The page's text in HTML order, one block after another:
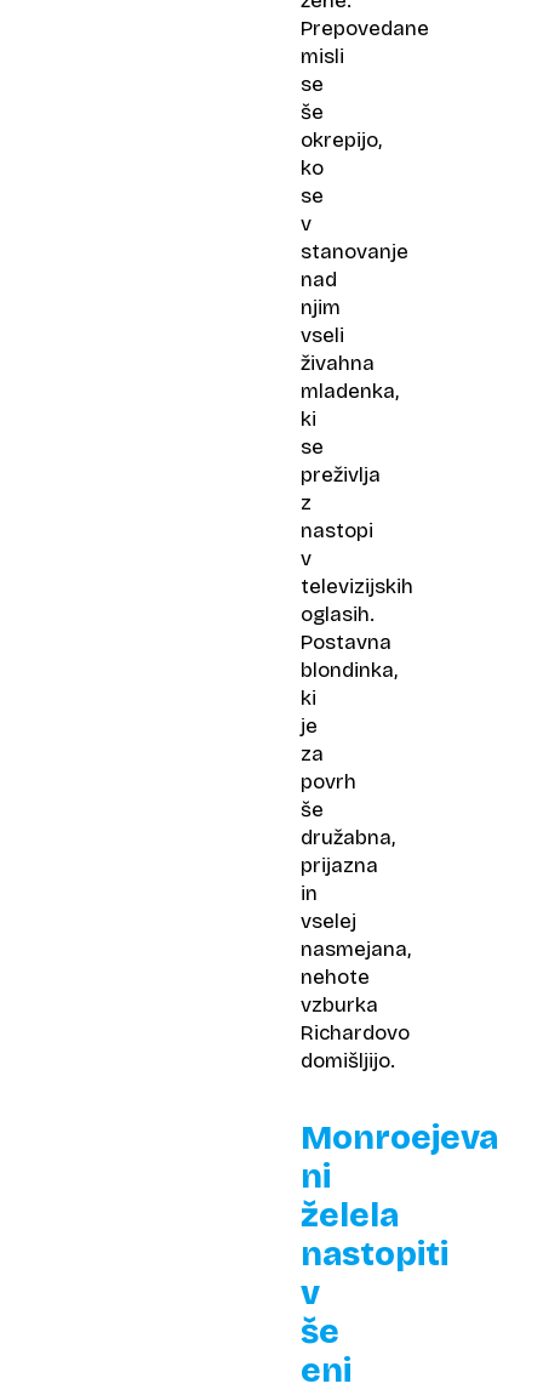
Prepovedane
misli
se
še
okrepijo,
ko
se
v
stanovanje
nad
njim
vseli
živahna
mladenka,
ki
se
preživlja
z
nastopi
v
televizijskih
oglasih.
Postavna
blondinka,
ki
je
za
povrh
še
družabna,
prijazna
in
vselej
nasmejana,
nehote
vzburka
Richardovo
domišljijo.
Monroejeva
ni
želela
nastopiti
v
še
eni